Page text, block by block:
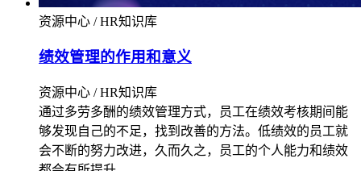
资源中心 / HR知识库
绩效管理的作用和意义
资源中心 / HR知识库
通过多劳多酬的绩效管理方式，员工在绩效考核期间能
够发现自己的不足，找到改善的方法。低绩效的员工就
会不断的努力改进，久而久之，员工的个人能力和绩效